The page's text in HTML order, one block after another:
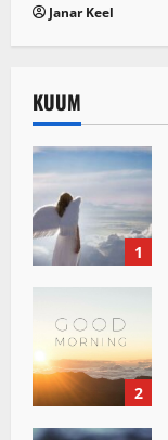
Janar Keel
KUUM
1
2